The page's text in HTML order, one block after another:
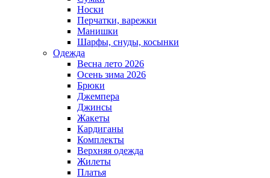
Носки
Перчатки, варежки
Манишки
Шарфы, снуды, косынки
Одежда
Весна лето 2026
Осень зима 2026
Брюки
Джемпера
Джинсы
Жакеты
Кардиганы
Комплекты
Верхняя одежда
Жилеты
Платья